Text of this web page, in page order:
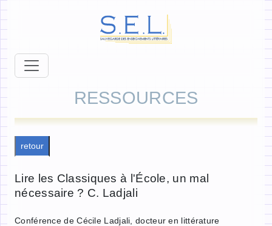
RESSOURCES
retour
Lire les Classiques à l'École, un mal
nécessaire ? C. Ladjali
Conférence de Cécile Ladjali, docteur en littérature